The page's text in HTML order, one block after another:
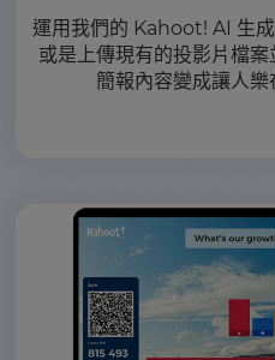
運用我們的 Kahoot! AI 生
或是上傳現有的投影片檔
簡報內容變成讓人樂